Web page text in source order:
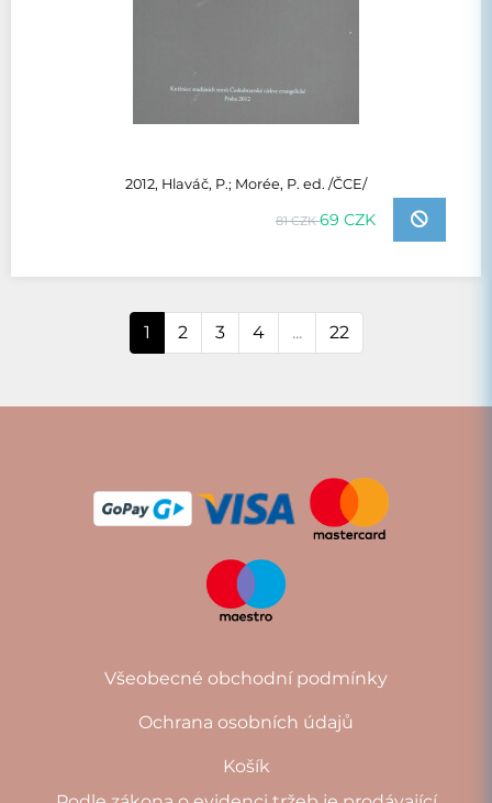
2012, Hlaváč, P.; Morée, P. ed. /ČCE/
81 CZK69 CZK
1 2 3 4 ... 22
Všeobecné obchodní podmínky
Ochrana osobních údajů
Košík